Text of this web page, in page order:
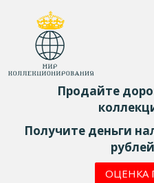
Продайте
Получите деньги
ОЦЕНКА